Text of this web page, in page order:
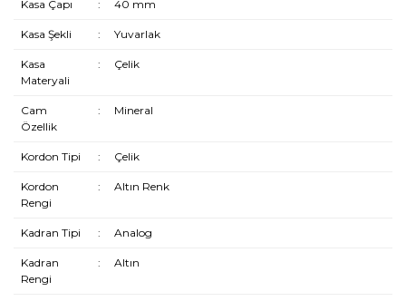
Kasa Çapı : 40 mm
Kasa Şekli : Yuvarlak
Kasa
Materyali
: Çelik
Cam
Özellik
: Mineral
Kordon Tipi : Çelik
Kordon
Rengi
: Altın Renk
Kadran Tipi : Analog
Kadran
Rengi
: Altın